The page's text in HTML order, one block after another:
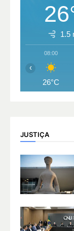
1.5
08:00
26°C
‹
JUSTIÇA